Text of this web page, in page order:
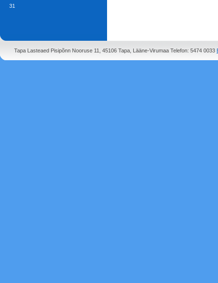
31
Tapa Lasteaed Pisipõnn Nooruse 11, 45106 Tapa, Lääne-Virumaa Telefon: 5474 0033